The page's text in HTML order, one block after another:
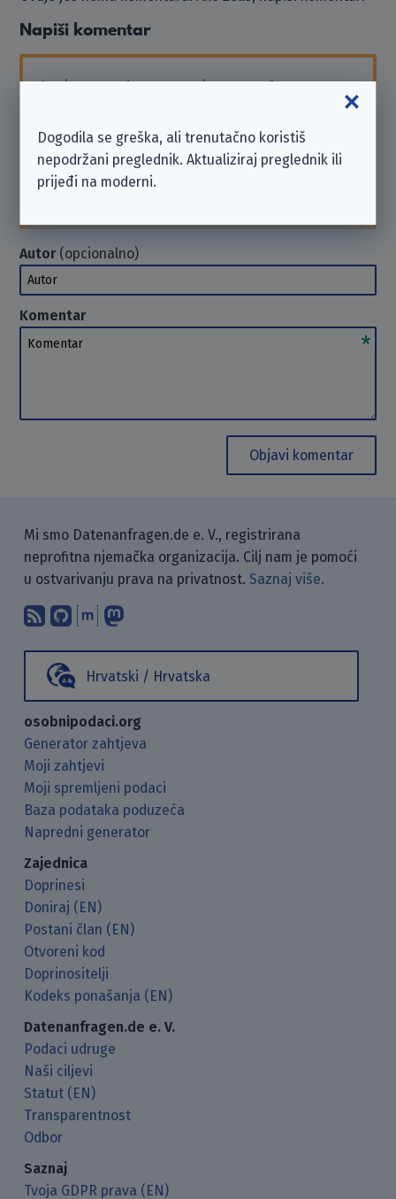
Napiši komentar
Imaj na umu da smoneovisna neprofitna
i nismo povezani s ovdje navedenim
poduzećem.
Ako trebaš podršku ili želiš poslati zahtjev, obrati
se poduzeću izravno. U takvim slučajevima ne
Autor(opcionalno)
Autor
Komentar
Komentar
Objavi komentar
Mi smo Datenanfragen.de e. V., registrirana
neprofitna njemačka organizacija. Cilj nam je pomoći
u ostvarivanju prava na privatnost. Saznaj više.
Pretplati se na naš blog koristeći
Pronađi nas na GitHubu.
Raspravljaj s nama putem
Hrvatski / Hrvatska
osobnipodaci.org
Generator zahtjeva
Moji zahtjevi
Moji spremljeni podaci
Baza podataka poduzeća
Napredni generator
Zajednica
Doprinesi
Doniraj (EN)
Postani član (EN)
Otvoreni kod
Doprinositelji
Kodeks ponašanja (EN)
Datenanfragen.de e. V.
Podaci udruge
Naši ciljevi
Statut (EN)
Transparentnost
Odbor
Saznaj
Tvoja GDPR prava (EN)
Dogodila se greška, ali trenutačno koristiš
nepodržani preglednik. Aktualiziraj preglednik ili
prijeđi na moderni.